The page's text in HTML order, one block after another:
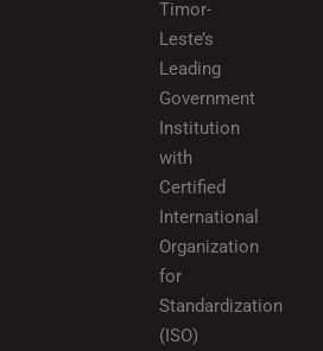
Timor-
Leste’s
Leading
Government
Institution
with
Certified
International
Organization
for
Standardization
(ISO)